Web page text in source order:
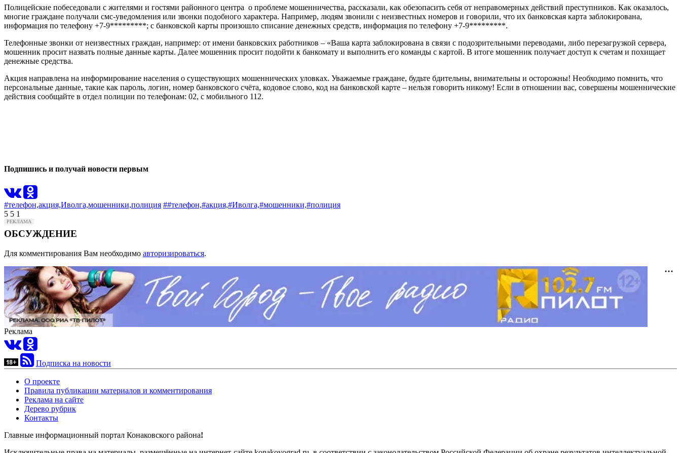
Полицейские побеседовали с жителями и гостями районного центра о проблеме мошенничества, рассказали, как обезопасить себя от неправомерных действий преступников. Как оказалось,
многие граждане получали смс-уведомления или звонки подобного характера. Например, людям звонили с неизвестных номеров и говорили, что их банковская карта заблокирована,
информация по телефону +7-9*********; с банковской карты произошло списание денежных средств, информация по телефону +7-9*********.
Телефонные звонки от неизвестных граждан, например: от имени банковских работников – «Ваша карта заблокирована в связи с подозрительными переводами, либо перезагрузкой сервера,
мошенник просит назвать полные данные карты. Далее мошенник просит подойти к банкомату и выполнить его команды с картой. В итоге мошенник получает доступ к счетам и похищает
денежные средства.
Акция направлена на информирование населения о существующих мошеннических уловках. Уважаемые граждане, будьте бдительны, внимательны и осторожны! Необходимо помнить, что
персональные данные, такие как пароль, логин, номер банковского счёта, кодовое слово, код на банковской карте – нельзя говорить никому! Если в отношении вас, совершены мошеннические
действия сообщайте в отдел полиции по телефонам: 02, с мобильного 112.
Подпишись и получай новости первым
#телефон,акция,Иволга,мошенники,полиция ##телефон,#акция,#Иволга,#мошенники,#полиция
5 5 1
ОБСУЖДЕНИЕ
Для комментирования Вам необходимо авторизироваться.
Реклама
Подписка на новости
О проекте
Правила публикации материалов и комментирования
Реклама на сайте
Дерево рубрик
Контакты
Главные информационный портал Конаковского района!